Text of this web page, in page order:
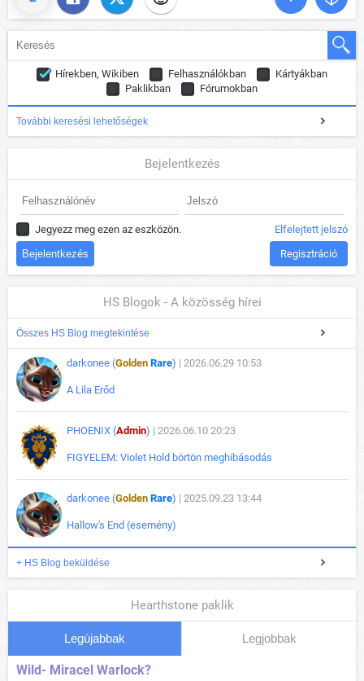
Hírekben, Wikiben Felhasználókban
Kártyákban
Paklikban
Fórumokban
További keresési lehetőségek
Bejelentkezés
Jegyezz meg ezen az eszközön. Elfelejtett jelszó
Regisztráció
HS Blogok - A közösség hírei
Összes HS Blog megtekintése
darkonee (Golden Rare) | 2026.06.29 10:53
A Lila Erőd
PHOENIX (Admin) | 2026.06.10 20:23
FIGYELEM: Violet Hold börtön meghibásodás
darkonee (Golden Rare) | 2025.09.23 13:44
Hallow's End (esemény)
+ HS Blog beküldése
Hearthstone paklik
Legújabbak Legjobbak
Wild- Miracel Warlock?